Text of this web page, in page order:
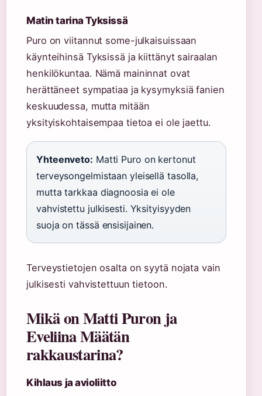
Matin tarina Tyksissä
Puro on viitannut some-julkaisuissaan
käynteihinsä Tyksissä ja kiittänyt sairaalan
henkilökuntaa. Nämä maininnat ovat
herättäneet sympatiaa ja kysymyksiä fanien
keskuudessa, mutta mitään
yksityiskohtaisempaa tietoa ei ole jaettu.
Yhteenveto: Matti Puro on kertonut
terveysongelmistaan yleisellä tasolla,
mutta tarkkaa diagnoosia ei ole
vahvistettu julkisesti. Yksityisyyden
suoja on tässä ensisijainen.
Terveystietojen osalta on syytä nojata vain
julkisesti vahvistettuun tietoon.
Mikä on Matti Puron ja
Eveliina Määtän
rakkaustarina?
Kihlaus ja avioliitto